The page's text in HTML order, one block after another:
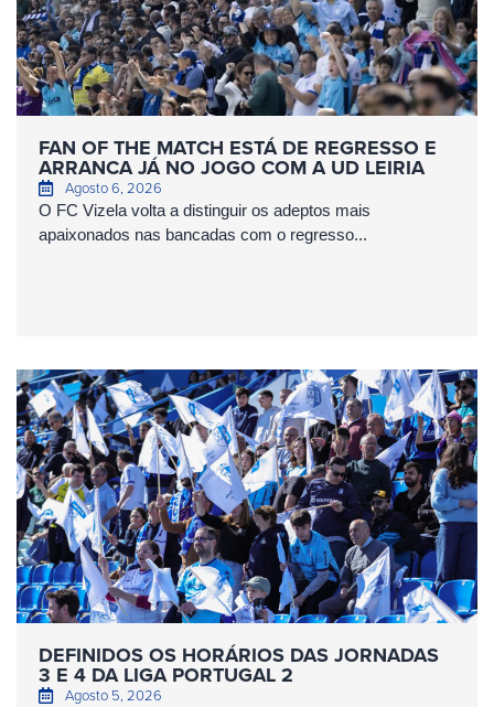
FAN OF THE MATCH ESTÁ DE REGRESSO E
ARRANCA JÁ NO JOGO COM A UD LEIRIA
Agosto 6, 2026
O FC Vizela volta a distinguir os adeptos mais
apaixonados nas bancadas com o regresso...
DEFINIDOS OS HORÁRIOS DAS JORNADAS
3 E 4 DA LIGA PORTUGAL 2
Agosto 5, 2026